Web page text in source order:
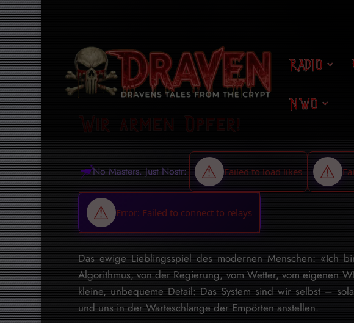
RADIO
NWO
No Masters. Just Nostr:
Das ewige Lieblingsspiel des modernen Menschen: «Ich
Algorithmus, von der Regierung, vom Wetter, vom eigenen
kleine, unbequeme Detail: Das System sind wir selbst –
und uns in der Warteschlange der Empörten anstellen.